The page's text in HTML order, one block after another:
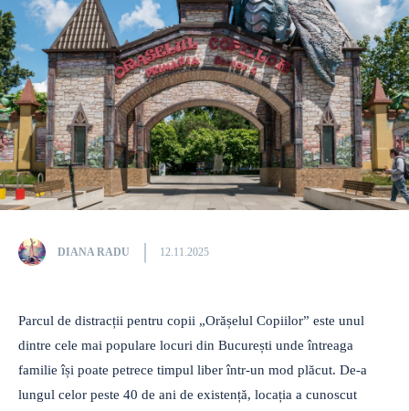
DIANA RADU 12.11.2025
Parcul de distracții pentru copii „Orășelul Copiilor” este unul
dintre cele mai populare locuri din București unde întreaga
familie își poate petrece timpul liber într-un mod plăcut. De-a
lungul celor peste 40 de ani de existență, locația a cunoscut